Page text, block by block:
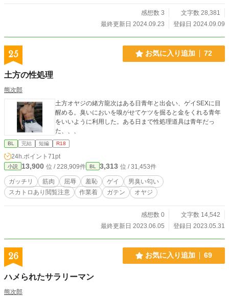
感想数 3
文字数 28,381
最終更新日 2024.09.23
登録日 2024.09.09
25 お気に入り追加 72
土方の性処理
熊次郎
土方オヤジの緒方龍次はある日青年と出会い、ゲイSEXに目
醒める。臭いにおいを嗅がせてケツを掘ると金をくれる青年
をいいように利用した。ある日まで性処理道具は青年だっ
た、、、
BL 完結 短編 R18
24h.ポイント 71pt
小説 13,900 位 / 228,909件 BL 3,313 位 / 31,453件
ガッチリ 筋肉 屈辱 羞恥 ゲイ
男臭い匂い
スカトロあり閲覧注意
作業着 ガテン オヤジ
感想数 0
文字数 14,542
最終更新日 2023.06.05
登録日 2023.05.31
26 お気に入り追加 69
ハメられたサラリーマン
熊次郎